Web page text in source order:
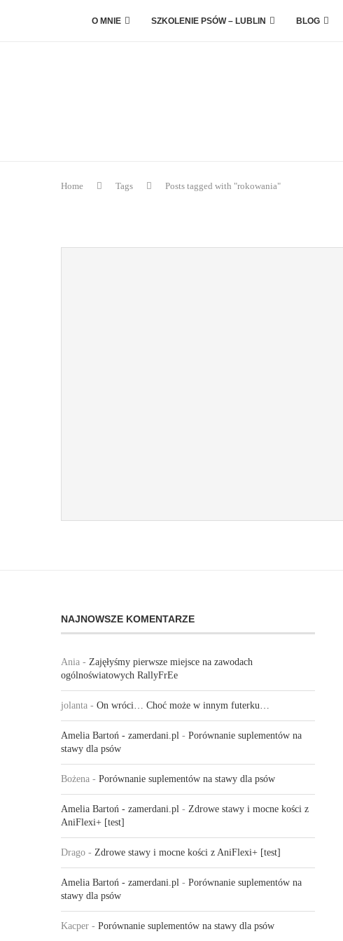
O MNIE SZKOLENIE PSÓW – LUBLIN BLOG
Home Tags Posts tagged with "rokowania"
NAJNOWSZE KOMENTARZE
Ania - Zajęłyśmy pierwsze miejsce na zawodach
ogólnoświatowych RallyFrEe
jolanta - On wróci… Choć może w innym futerku…
Amelia Bartoń - zamerdani.pl - Porównanie suplementów na
stawy dla psów
Bożena - Porównanie suplementów na stawy dla psów
Amelia Bartoń - zamerdani.pl - Zdrowe stawy i mocne kości z
AniFlexi+ [test]
Drago - Zdrowe stawy i mocne kości z AniFlexi+ [test]
Amelia Bartoń - zamerdani.pl - Porównanie suplementów na
stawy dla psów
Kacper - Porównanie suplementów na stawy dla psów